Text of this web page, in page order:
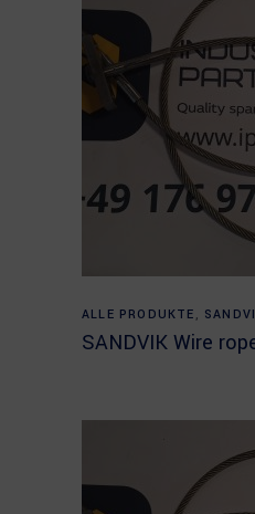
Read
ALLE PRODUKTE ,
SANDVIK Wire